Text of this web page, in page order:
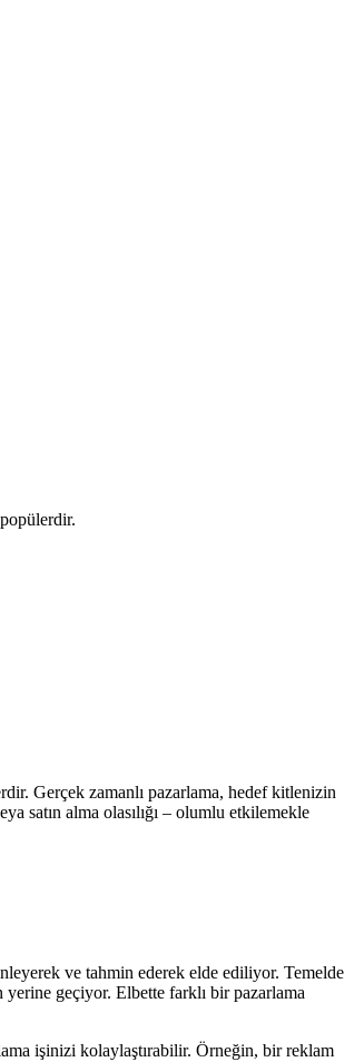
Gerçek zamanlı pazarlama, hedef kitlenizin
satın alma olasılığı – olumlu etkilemekle
ve tahmin ederek elde ediliyor. Temelde
geçiyor. Elbette farklı bir pazarlama
işinizi kolaylaştırabilir. Örneğin, bir reklam